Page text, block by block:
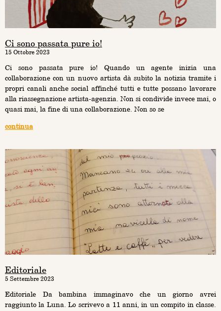
Ci sono passata pure io!
15 Ottobre 2023
Ci sono passata pure io! Quando un agente inizia una
collaborazione con un nuovo artista dà subito la notizia tramite i
propri canali anche social affinché tutti e tutte possano lavorare
alla riassegnazione artista-agenzia. Non si condivide invece mai, o
quasi mai, la fine di una collaborazione. Non so se
continua
Editoriale
5 Settembre 2023
Editoriale Da bambina immaginavo che un giorno avrei
raggiunto la Luna. Lo scrivevo a 11 anni, in un compito in classe.